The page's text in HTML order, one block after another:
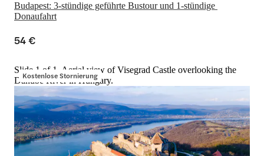
Budapest: 3-stündige geführte Bustour und 1-stündige
Donaufahrt
54 €
Kostenlose Stornierung
Slide 1 of 1, Aerial view of Visegrad Castle overlooking the
Danube River in Hungary.